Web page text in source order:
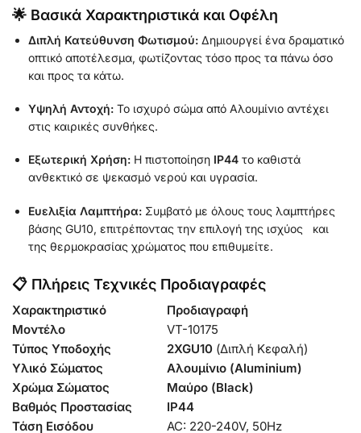
🌟 Βασικά Χαρακτηριστικά και Οφέλη
Διπλή Κατεύθυνση Φωτισμού: Δημιουργεί ένα δραματικό
οπτικό αποτέλεσμα, φωτίζοντας τόσο προς τα πάνω όσο
και προς τα κάτω.
Υψηλή Αντοχή: Το ισχυρό σώμα από Αλουμίνιο αντέχει
στις καιρικές συνθήκες.
Εξωτερική Χρήση: Η πιστοποίηση IP44 το καθιστά
ανθεκτικό σε ψεκασμό νερού και υγρασία.
Ευελιξία Λαμπτήρα: Συμβατό με όλους τους λαμπτήρες
βάσης GU10, επιτρέποντας την επιλογή της ισχύος και
της θερμοκρασίας χρώματος που επιθυμείτε.
📋 Πλήρεις Τεχνικές Προδιαγραφές
Χαρακτηριστικό
Προδιαγραφή
Μοντέλο
VT-10175
Τύπος Υποδοχής
2XGU10 (Διπλή Κεφαλή)
Υλικό Σώματος
Αλουμίνιο (Aluminium)
Χρώμα Σώματος
Μαύρο (Black)
Βαθμός Προστασίας
IP44
Τάση Εισόδου
AC: 220-240V, 50Hz